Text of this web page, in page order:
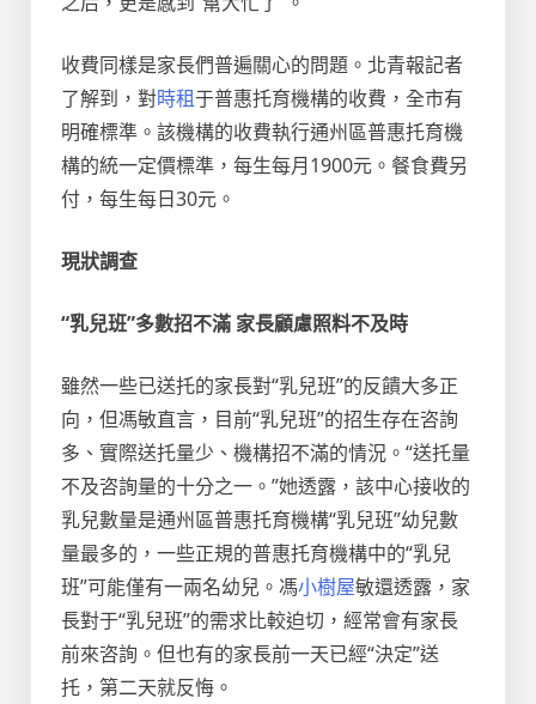
收費同樣是家長們普遍關心的問題。北青報記者
了解到，對時租于普惠托育機構的收費，全市有
明確標準。該機構的收費執行通州區普惠托育機
構的統一定價標準，每生每月1900元。餐食費另
付，每生每日30元。
現狀調查
“乳兒班”多數招不滿 家長顧慮照料不及時
雖然一些已送托的家長對“乳兒班”的反饋大多正
向，但馮敏直言，目前“乳兒班”的招生存在咨詢
多、實際送托量少、機構招不滿的情況。“送托量
不及咨詢量的十分之一。”她透露，該中心接收的
乳兒數量是通州區普惠托育機構“乳兒班”幼兒數
量最多的，一些正規的普惠托育機構中的“乳兒
班”可能僅有一兩名幼兒。馮小樹屋敏還透露，家
長對于“乳兒班”的需求比較迫切，經常會有家長
前來咨詢。但也有的家長前一天已經“決定”送
托，第二天就反悔。